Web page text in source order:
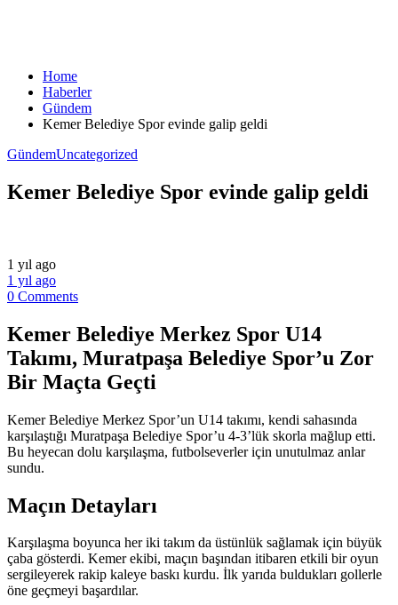
Home
Haberler
Gündem
Kemer Belediye Spor evinde galip geldi
GündemUncategorized
Kemer Belediye Spor evinde galip geldi
1 yıl ago
1 yıl ago
0 Comments
Kemer Belediye Merkez Spor U14
Takımı, Muratpaşa Belediye Spor’u Zor
Bir Maçta Geçti
Kemer Belediye Merkez Spor’un U14 takımı, kendi sahasında
karşılaştığı Muratpaşa Belediye Spor’u 4-3’lük skorla mağlup etti.
Bu heyecan dolu karşılaşma, futbolseverler için unutulmaz anlar
sundu.
Maçın Detayları
Karşılaşma boyunca her iki takım da üstünlük sağlamak için büyük
çaba gösterdi. Kemer ekibi, maçın başından itibaren etkili bir oyun
sergileyerek rakip kaleye baskı kurdu. İlk yarıda buldukları gollerle
öne geçmeyi başardılar.